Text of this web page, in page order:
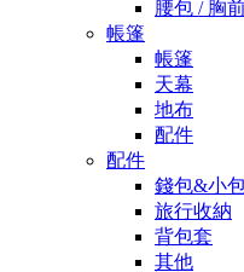
腰包 / 胸
帳篷
帳篷
天幕
地布
配件
配件
錢包&小
旅行收納
背包套
其他